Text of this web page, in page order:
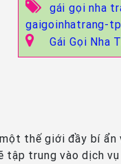
gái gọi nha
gaigoinhatrang-
Gái Gọi Nha
thế giới đầy bí
trung vào dịch